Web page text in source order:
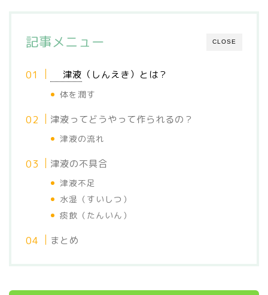
CLOSE
記事メニュー
津液 （しんえき）とは？
体を潤す
津液ってどうやって作られるの？
津液の流れ
津液の不具合
津液不足
水湿（すいしつ）
痰飲（たんいん）
まとめ